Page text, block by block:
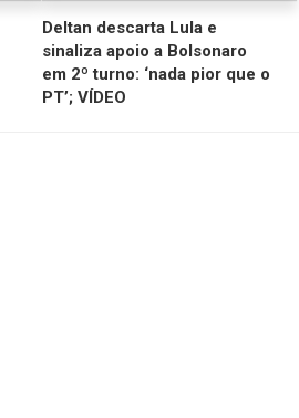
Deltan descarta Lula e
sinaliza apoio a Bolsonaro
em 2º turno: ‘nada pior que o
PT’; VÍDEO